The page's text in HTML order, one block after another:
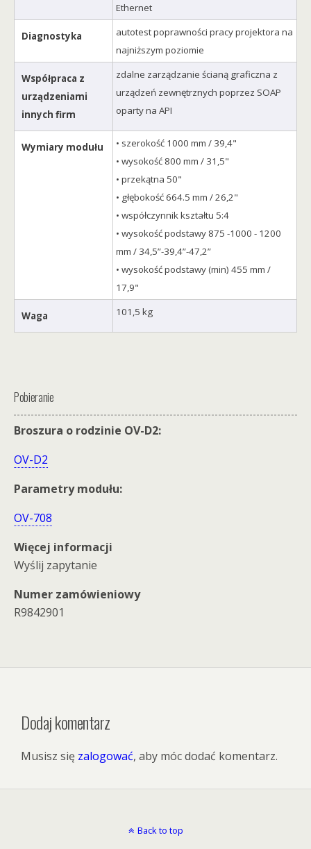
Ethernet
Diagnostyka
autotest poprawności pracy projektora na
najniższym poziomie
Współpraca z
urządzeniami
innych firm
zdalne zarządzanie ścianą graficzna z
urządzeń zewnętrznych poprzez SOAP
oparty na API
Wymiary modułu
• szerokość 1000 mm / 39,4"
• wysokość 800 mm / 31,5"
• przekątna 50"
• głębokość 664.5 mm / 26,2"
• współczynnik kształtu 5:4
• wysokość podstawy 875 -1000 - 1200
mm / 34,5”-39,4”-47,2”
• wysokość podstawy (min) 455 mm /
17,9"
Waga 101,5 kg
Pobieranie
Broszura o rodzinie OV-D2:
OV-D2
Parametry modułu:
OV-708
Więcej informacji
Wyślij zapytanie
Numer zamówieniowy
R9842901
Dodaj komentarz
Musisz się zalogować, aby móc dodać komentarz.
Back to top